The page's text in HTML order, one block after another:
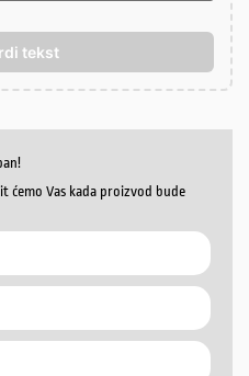
tekst
ćemo Vas kada proizvod bude